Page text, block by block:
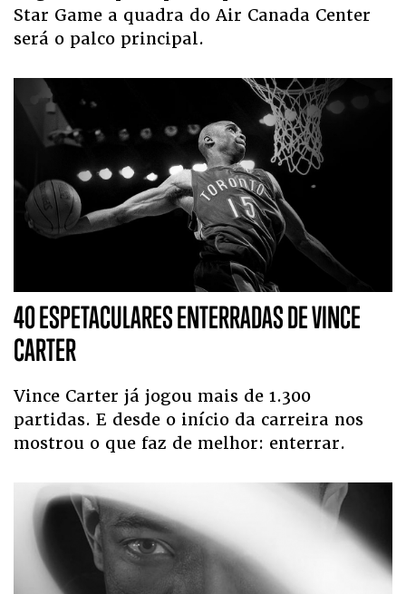
Star Game a quadra do Air Canada Center
será o palco principal.
40 ESPETACULARES ENTERRADAS DE VINCE
CARTER
Vince Carter já jogou mais de 1.300
partidas. E desde o início da carreira nos
mostrou o que faz de melhor: enterrar.